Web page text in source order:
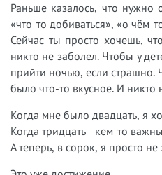
Раньше казалось, что нужно
«что-то добиваться», «о чём-
Сейчас ты просто хочешь,
никто не заболел. Чтобы у
прийти ночью, если страшно.
было что-то вкусное. И
Когда мне было двадцать, я
Когда тридцать - кем-то
А теперь, в сорок, я просто